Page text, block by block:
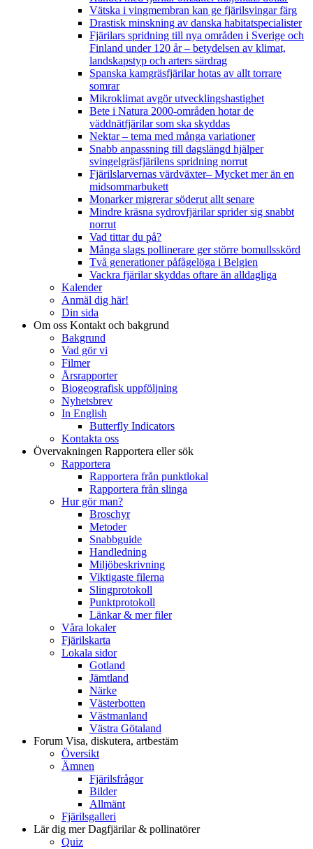
Vätska i vingmembran kan ge fjärilsvingar färg
Drastisk minskning av danska habitatspecialister
Fjärilars spridning till nya områden i Sverige och
Finland under 120 år– betydelsen av klimat,
landskapstyp och arters särdrag
Spanska kamgräsfjärilar hotas av allt torrare
somrar
Mikroklimat avgör utvecklingshastighet
Bete i Natura 2000-områden hotar de
väddnätfjärilar som ska skyddas
Nektar – tema med många variationer
Snabb anpassning till dagslängd hjälper
svingelgräsfjärilens spridning norrut
Fjärilslarvernas värdväxter– Mycket mer än en
midsommarbukett
Monarker migrerar söderut allt senare
Mindre kräsna sydrovfjärilar sprider sig snabbt
norrut
Vad tittar du på?
Många slags pollinerare ger större bomullsskörd
Två generationer påfågelöga i Belgien
Vackra fjärilar skyddas oftare än alldagliga
Kalender
Anmäl dig här!
Din sida
Om oss Kontakt och bakgrund
Bakgrund
Vad gör vi
Filmer
Årsrapporter
Biogeografisk uppföljning
Nyhetsbrev
In English
Butterfly Indicators
Kontakta oss
Övervakningen Rapportera eller sök
Rapportera
Rapportera från punktlokal
Rapportera från slinga
Hur gör man?
Broschyr
Metoder
Snabbguide
Handledning
Miljöbeskrivning
Viktigaste filerna
Slingprotokoll
Punktprotokoll
Länkar & mer filer
Våra lokaler
Fjärilskarta
Lokala sidor
Gotland
Jämtland
Närke
Västerbotten
Västmanland
Västra Götaland
Forum Visa, diskutera, artbestäm
Översikt
Ämnen
Fjärilsfrågor
Bilder
Allmänt
Fjärilsgalleri
Lär dig merDagfjärilar & pollinatörer
Quiz